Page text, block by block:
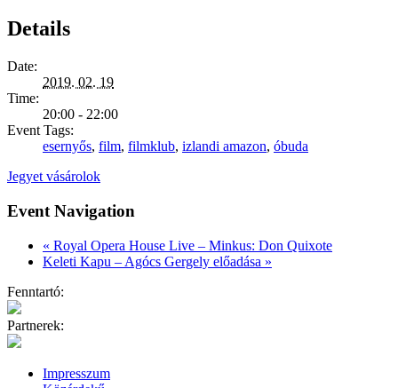
Details
Date:
2019. 02. 19
Time:
20:00 - 22:00
Event Tags:
esernyős, film, filmklub, izlandi amazon, óbuda
Jegyet vásárolok
Event Navigation
« Royal Opera House Live – Minkus: Don Quixote
Keleti Kapu – Agócs Gergely előadása »
Fenntartó:
Partnerek:
Impresszum